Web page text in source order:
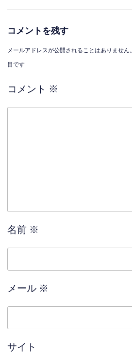
コメントを残す
メールアドレスが公開されることはありません。
目です
コメント ※
名前 ※
メール ※
サイト